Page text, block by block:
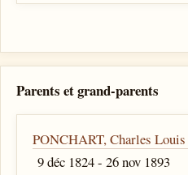
Parents et grand-parents
PONCHART, Charles
9 déc 1824 - 26 nov 1893